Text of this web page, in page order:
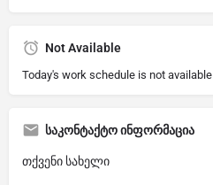
Not Available
Today's work schedule is not available
საკონტაქტო ინფორმაცია
თქვენი სახელი